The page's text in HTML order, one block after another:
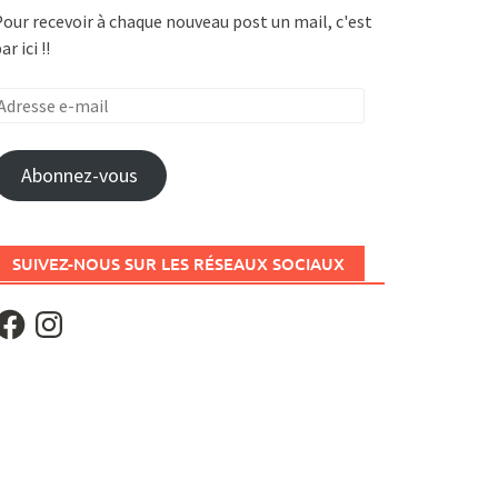
recevoir à chaque nouveau post un mail, c'est
ici !!
Abonnez-vous
SUIVEZ-NOUS SUR LES RÉSEAUX SOCIAUX
Instagram